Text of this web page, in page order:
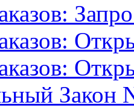
Закон